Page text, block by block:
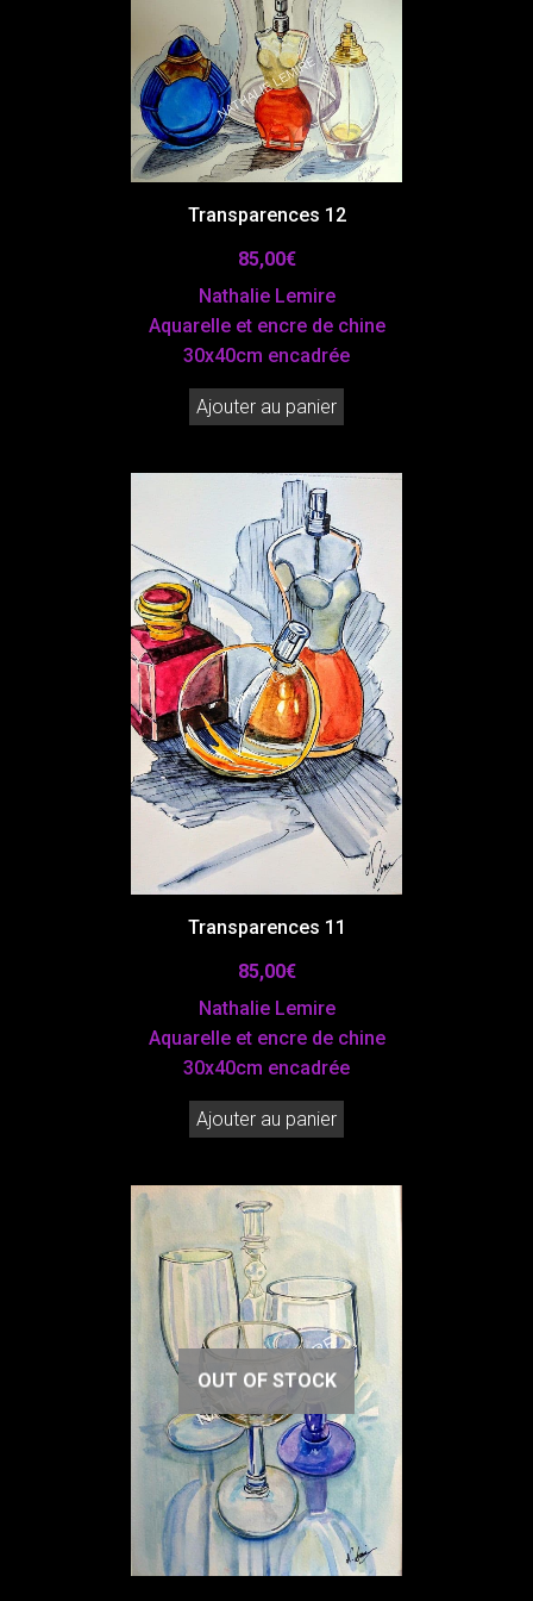
Transparences 12
85,00€
Nathalie Lemire
Aquarelle et encre de chine
30x40cm encadrée
Ajouter au panier
Transparences 11
85,00€
Nathalie Lemire
Aquarelle et encre de chine
30x40cm encadrée
Ajouter au panier
OUT OF STOCK